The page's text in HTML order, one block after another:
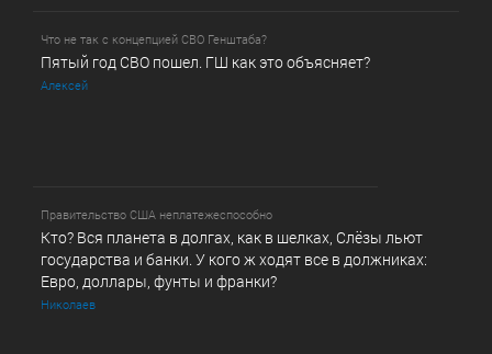
Что не так с концепцией СВО Генштаба?
Пятый год СВО пошел. ГШ как это объясняет?
Алексей
Правительство США неплатежеспособно
Кто? Вся планета в долгах, как в шелках, Слёзы льют
государства и банки. У кого ж ходят все в должниках:
Евро, доллары, фунты и франки?
Николаев